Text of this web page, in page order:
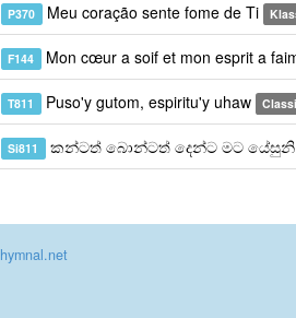
P370 Meu coração sente fome de Ti
F144 Mon cœur a soif et mon esprit a
T811 Puso'y gutom, espiritu'y uhaw
Si811 කන්ටත් බොන්ටත් දෙන්ට මට යේසුනි
hymnal.net